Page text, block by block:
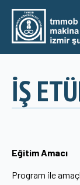
İŞ
Eğitim Amacı
Program ile